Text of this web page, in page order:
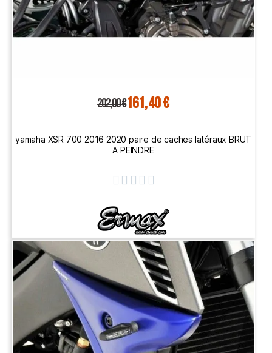
202,00 €161,40 €
yamaha XSR 700 2016 2020 paire de caches latéraux BRUT
A PEINDRE
    